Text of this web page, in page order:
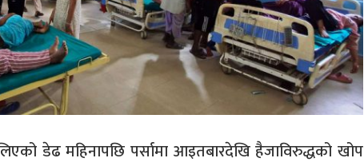
डेढ महिनापछि पर्सामा आइतबारदेखि हैजाविरुद्धको खोप